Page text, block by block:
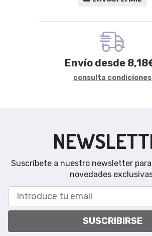
Envío desde 8,18
consulta condiciones
Suscríbete a nuestro newsletter
novedades
SUSCRIBIRSE